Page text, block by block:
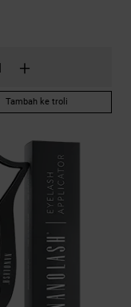
+
Tambah ke troli